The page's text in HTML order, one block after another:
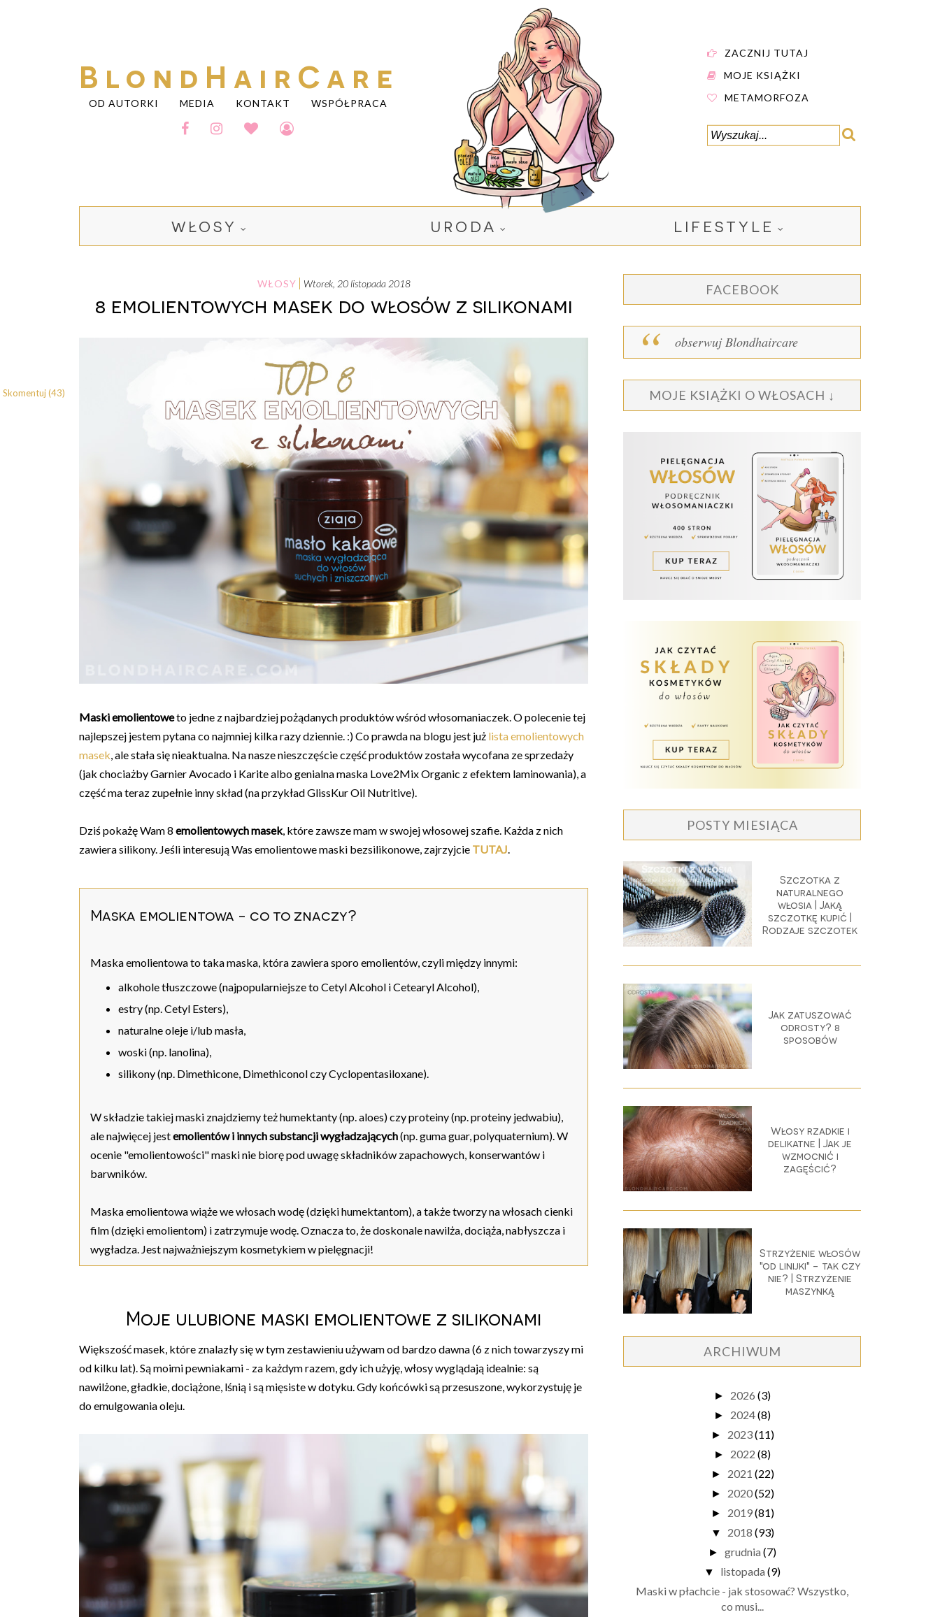
BlondHairCare
OD AUTORKI MEDIA KONTAKT WSPÓŁPRACA
ZACZNIJ TUTAJ
MOJE KSIĄŻKI
METAMORFOZA
WŁOSY URODA LIFESTYLE
WŁOSY wtorek, 20 listopada 2018
8 emolientowych masek do włosów z silikonami
Maski emolientoweto jedne z najbardziej pożądanych produktów wśród włosomaniaczek. O polecenie tej
najlepszej jestem pytana co najmniej kilka razy dziennie. :) Co prawda na blogu jest już lista emolientowych
masek, ale stała się nieaktualna. Na nasze nieszczęście część produktów została wycofana ze sprzedaży
(jak chociażby Garnier Avocado i Karite albo genialna maska Love2Mix Organic z efektem laminowania), a
część ma teraz zupełnie inny skład (na przykład GlissKur Oil Nutritive).
Dziś pokażę Wam 8 emolientowych masek, które zawsze mam w swojej włosowej szafie. Każda z nich
zawiera silikony. Jeśli interesują Was emolientowe maski bezsilikonowe, zajrzyjcie TUTAJ.
Maska emolientowa - co to znaczy?
Maska emolientowa to taka maska, która zawiera sporo emolientów, czyli między innymi:
alkohole tłuszczowe (najpopularniejsze to Cetyl Alcohol i Cetearyl Alcohol),
estry (np. Cetyl Esters),
naturalne oleje i/lub masła,
woski (np. lanolina),
silikony (np. Dimethicone, Dimethiconol czy Cyclopentasiloxane).
W składzie takiej maski znajdziemy też humektanty (np. aloes) czy proteiny (np. proteiny jedwabiu),
ale najwięcej jestemolientów i innych substancji wygładzających(np. guma guar, polyquaternium). W
ocenie "emolientowości" maski nie biorę pod uwagę składników zapachowych, konserwantów i
barwników.
Maska emolientowa wiąże we włosach wodę (dzięki humektantom), a także tworzy na włosach cienki
film (dzięki emolientom) i zatrzymuje wodę. Oznacza to, że doskonale nawilża, dociąża, nabłyszcza i
wygładza. Jest najważniejszym kosmetykiem w pielęgnacji!
Moje ulubione maski emolientowe z silikonami
Większość masek, które znalazły się w tym zestawieniu używam od bardzo dawna (6 z nich towarzyszy mi
od kilku lat). Są moimi pewniakami - za każdym razem, gdy ich użyję, włosy wyglądają idealnie: są
nawilżone, gładkie, dociążone, lśnią i są mięsiste w dotyku. Gdy końcówki są przesuszone, wykorzystuję je
do emulgowania oleju.
Skomentuj (43)
FACEBOOK
obserwuj Blondhaircare
MOJE KSIĄŻKI O WŁOSACH ↓
POSTY MIESIĄCA
Szczotka z
naturalnego
włosia | Jaką
szczotkę kupić |
Rodzaje szczotek
Jak zatuszować
odrosty? 8
sposobów
Włosy rzadkie i
delikatne | Jak je
wzmocnić i
zagęścić?
Strzyżenie włosów
"od linijki" - tak czy
nie? | Strzyżenie
maszynką
ARCHIWUM
► 2026 (3)
► 2024(8)
► 2023(11)
► 2022 (8)
► 2021 (22)
► 2020(52)
► 2019(81)
▼ 2018 (93)
► grudnia (7)
▼ listopada (9)
Maski w płachcie - jak stosować? Wszystko,
co musi...